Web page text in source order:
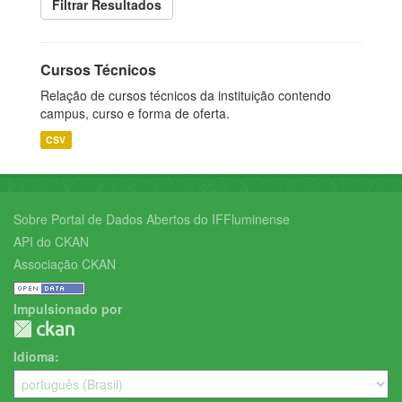
Filtrar Resultados
Cursos Técnicos
Relação de cursos técnicos da instituição contendo
campus, curso e forma de oferta.
CSV
Sobre Portal de Dados Abertos do IFFluminense
API do CKAN
Associação CKAN
Impulsionado por
Idioma